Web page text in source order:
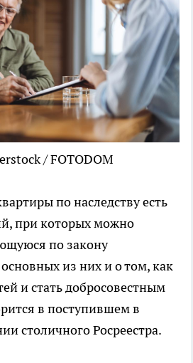
/ FOTODOM
по наследству есть
при которых можно
по закону
из них и о том, как
и стать добросовестным
в поступившем в
столичного Росреестра.